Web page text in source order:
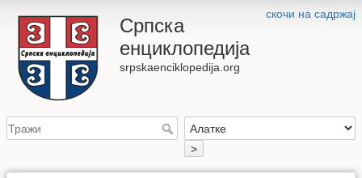
скочи на садржај
Српска
енциклопедија
srpskaenciklopedija.org
>